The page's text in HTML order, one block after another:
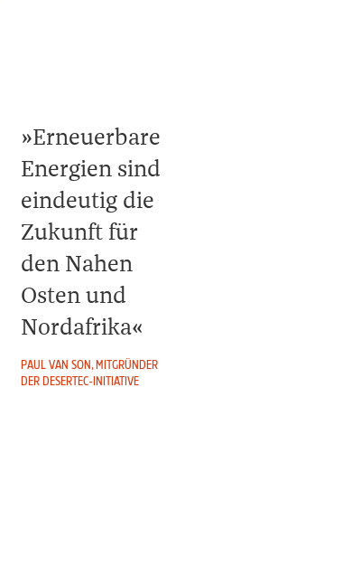
Erneuerbare
Energien sind
eindeutig die
Zukunft für
den Nahen
Osten und
Nordafrika
PAUL VAN SON, MITGRÜNDER
DER DESERTEC-INITIATIVE